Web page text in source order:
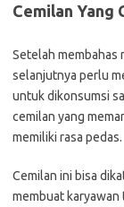
Cemilan Yang
Setelah membahas
selanjutnya perlu
untuk dikonsumsi
cemilan yang
memiliki rasa pedas.
Cemilan ini bisa
membuat karyawan